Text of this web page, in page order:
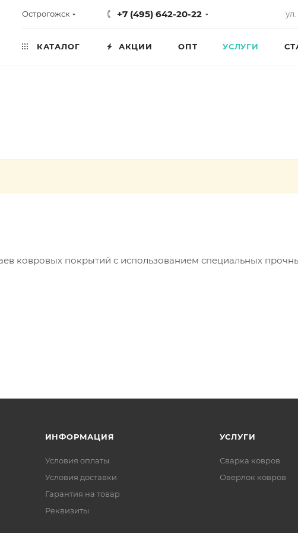
Острогожск +7 (495) 642-20-22
КАТАЛОГ АКЦИИ ОПТ УСЛУГИ
ковровых покрытий с использованием специальных
ИНФОРМАЦИЯ
Условия оплаты
Условия доставки
Гарантия на товар
Реквизиты
УСЛУГИ
Сварка ковров
Оверлок ковров